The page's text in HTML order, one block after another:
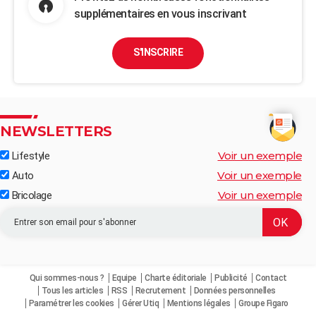
supplémentaires en vous inscrivant
S'INSCRIRE
NEWSLETTERS
Lifestyle Voir un exemple
Auto Voir un exemple
Bricolage Voir un exemple
Qui sommes-nous ? Equipe Charte éditoriale Publicité
Contact
Tous les articles
RSS Recrutement
Données personnelles
Paramétrer les cookies
Gérer Utiq Mentions légales Groupe Figaro